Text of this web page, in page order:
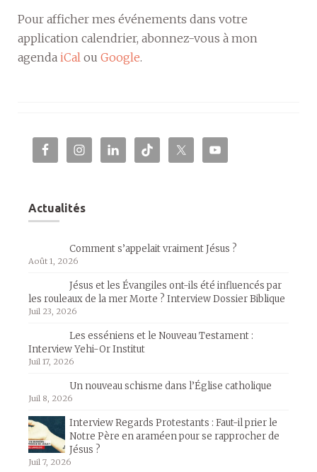
Pour afficher mes événements dans votre
application calendrier, abonnez-vous à mon
agenda iCal ou Google.
Actualités
Comment s’appelait vraiment Jésus ?
Août 1, 2026
Jésus et les Évangiles ont-ils été influencés par
les rouleaux de la mer Morte ? Interview Dossier Biblique
Juil 23, 2026
Les esséniens et le Nouveau Testament :
Interview Yehi-Or Institut
Juil 17, 2026
Un nouveau schisme dans l’Église catholique
Juil 8, 2026
Interview Regards Protestants : Faut-il prier le
Notre Père en araméen pour se rapprocher de
Jésus ?
Juil 7, 2026